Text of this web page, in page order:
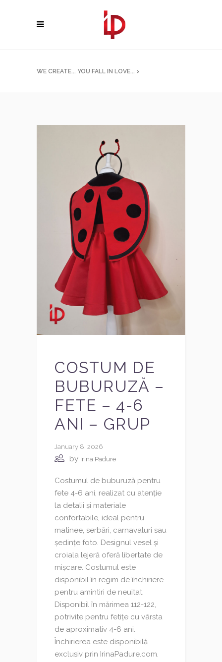
WE CREATE... YOU FALL IN LOVE... >
COSTUM DE
BUBURUZĂ –
FETE – 4-6
ANI – GRUP
January 8, 2026
by Irina Padure
Costumul de buburuză pentru
fete 4-6 ani, realizat cu atenție
la detalii și materiale
confortabile, ideal pentru
matinee, serbări, carnavaluri sau
ședințe foto. Designul vesel și
croiala lejeră oferă libertate de
mișcare. Costumul este
disponibil în regim de închiriere
pentru amintiri de neuitat.
Disponibil în mărimea 112-122,
potrivite pentru fetițe cu vârsta
de aproximativ 4-6 ani.
Închirierea este disponibilă
exclusiv prin IrinaPadure.com.